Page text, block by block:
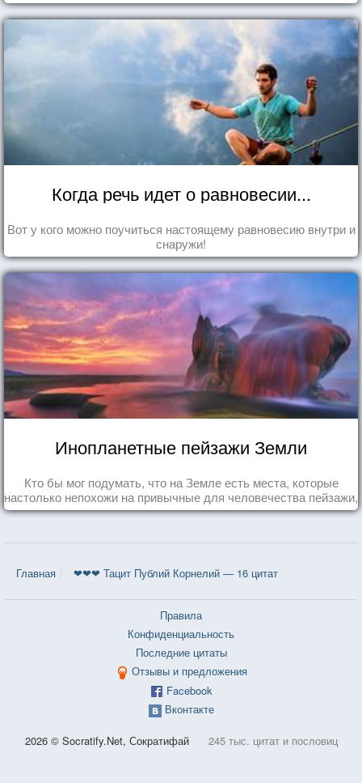
Когда речь идет о равновесии...
Вот у кого можно поучиться настоящему равновесию внутри и
снаружи!
Инопланетные пейзажи Земли
Кто бы мог подумать, что на Земле есть места, которые
настолько непохожи на привычные для человечества пейзажи,
что кажутся и вовсе инопланетными!
Главная ❤❤❤ Тацит Публий Корнелий — 16 цитат
Правила
Конфиденциальность
Последние цитаты
Отзывы и предложения
Facebook
Вконтакте
2026 © Socratify.Net, Сократифай 245 тыс. цитат и пословиц